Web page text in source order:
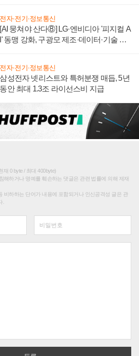
전자·전기·정보통신
[AI 뭉쳐야 산다⑧] LG·엔비디아 '피지컬 A
I' 동맹 강화, 구광모 제조·데이터·기술 결
전자·전기·정보통신
삼성전자 넷리스트와 특허분쟁 매듭, 5년
동안 최대 1.3조 라이선스비 지급
재 0 byte / 최대 400byte)
해하거나 명예를 훼손하는 댓글은 관련 법률에 의해 제재
비하하는 단어가 내용에 포함되거나 인신공격성 글은 관
.